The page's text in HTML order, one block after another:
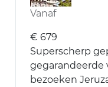
Vanaf
€ 679
Superscherp
gegarandeerde
bezoeken